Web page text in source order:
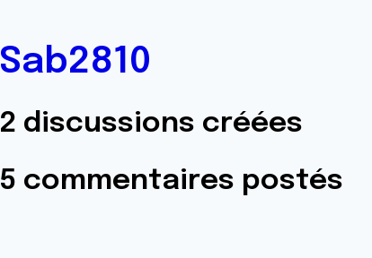
Sab2810
2 discussions créées
5 commentaires postés